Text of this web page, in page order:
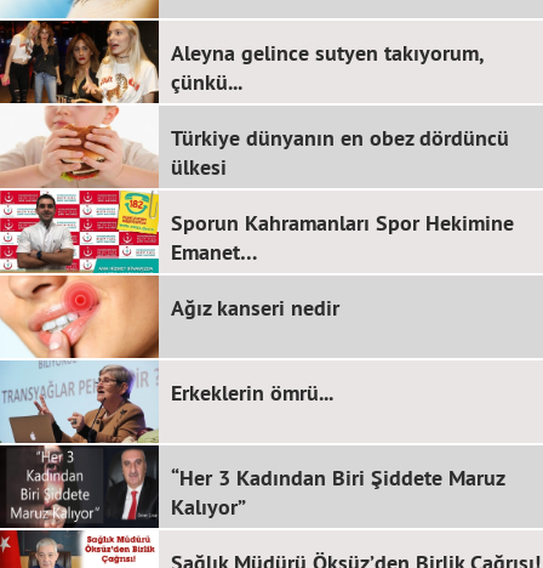
Aleyna gelince sutyen takıyorum,
çünkü...
Türkiye dünyanın en obez dördüncü
ülkesi
Sporun Kahramanları Spor Hekimine
Emanet…
Ağız kanseri nedir
Erkeklerin ömrü...
“Her 3 Kadından Biri Şiddete Maruz
Kalıyor”